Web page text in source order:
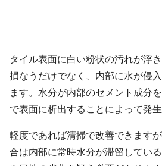
タイル表面に白い粉状の汚れが浮
損なうだけでなく、内部に水が侵
ます。水分が内部のセメント成分
で表面に析出することによって発生
軽度であれば清掃で改善できます
合は内部に常時水分が滞留してい